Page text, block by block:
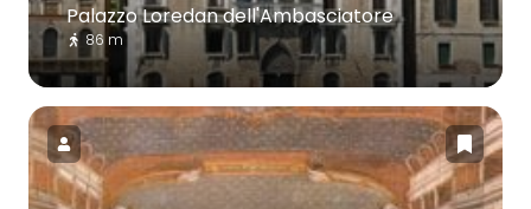
Palazzo Loredan dell'Ambasciatore
86 m